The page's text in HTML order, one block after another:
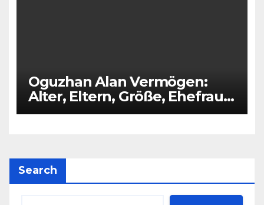
Oguzhan Alan Vermögen:
Alter, Eltern, Größe, Ehefrau,
Kinder
Search